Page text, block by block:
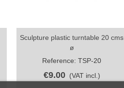
Quick view
Sculpture plastic turntable 20 cms
ø
Reference: TSP-20
€9.00 (VAT incl.)